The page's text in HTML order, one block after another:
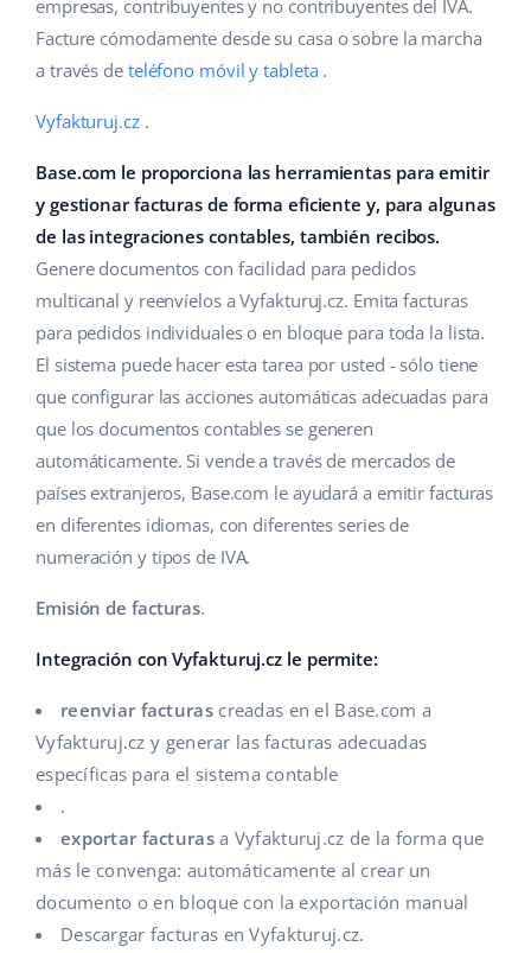
Gestión de envíos
IA para e-commerce
Hogar y jardinería
Productos infantiles
Electrónica
Piezas de automóviles
Supermercado
Moda
Ayuda
Base Academy
Blog
Servicios
Implementación de sistemas
Auditoría de cuentas
Otros
Calculadora de beneficios
Cooperación y socios
Contáctanos
english (US)
english (GB)
english (IN)
čeština
deutsch
Ελληνικά
español (AR)
español (MX)
Français
Italiano
polski
empresas, contribuyentes y no contribuyentes del IVA.
Facture cómodamente desde su casa o sobre la marcha
a través de teléfono móvil y tableta .
Vyfakturuj.cz.
Base.com le proporciona las herramientas para emitir
y gestionar facturas de forma eficiente y, para algunas
de las integraciones contables, también recibos.
Genere documentos con facilidad para pedidos
multicanal y reenvíelos a Vyfakturuj.cz. Emita facturas
para pedidos individuales o en bloque para toda la lista.
El sistema puede hacer esta tarea por usted - sólo tiene
que configurar las acciones automáticas adecuadas para
que los documentos contables se generen
automáticamente. Si vende a través de mercados de
países extranjeros, Base.com le ayudará a emitir facturas
en diferentes idiomas, con diferentes series de
numeración y tipos de IVA.
Emisión de facturas.
Integración con Vyfakturuj.cz le permite:
reenviar facturascreadas en el Base.com a
Vyfakturuj.cz y generar las facturas adecuadas
específicas para el sistema contable
.
exportar facturasa Vyfakturuj.cz de la forma que
más le convenga: automáticamente al crear un
documento o en bloque con la exportación manual
Descargar facturas en Vyfakturuj.cz.